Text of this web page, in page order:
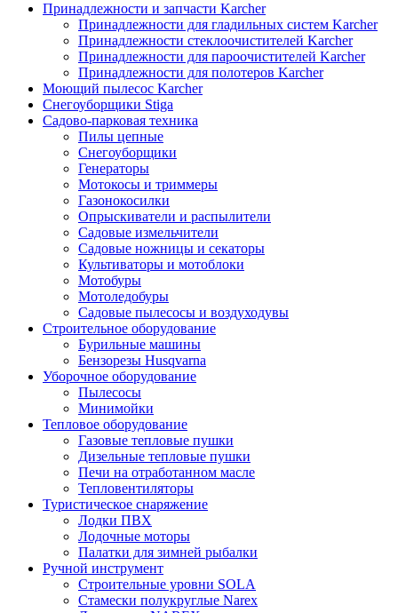
Принадлежности и запчасти Karcher
Принадлежности для гладильных систем Karcher
Принадлежности стеклоочистителей Karcher
Принадлежности для пароочистителей Karcher
Принадлежности для полотеров Karcher
Моющий пылесос Karcher
Снегоуборщики Stiga
Садово-парковая техника
Пилы цепные
Снегоуборщики
Генераторы
Мотокосы и триммеры
Газонокосилки
Опрыскиватели и распылители
Садовые измельчители
Садовые ножницы и секаторы
Культиваторы и мотоблоки
Мотобуры
Мотоледобуры
Садовые пылесосы и воздуходувы
Строительное оборудование
Бурильные машины
Бензорезы Husqvarna
Уборочное оборудование
Пылесосы
Минимойки
Тепловое оборудование
Газовые тепловые пушки
Дизельные тепловые пушки
Печи на отработанном масле
Тепловентиляторы
Туристическое снаряжение
Лодки ПВХ
Лодочные моторы
Палатки для зимней рыбалки
Ручной инструмент
Строительные уровни SOLA
Стамески полукруглые Narex